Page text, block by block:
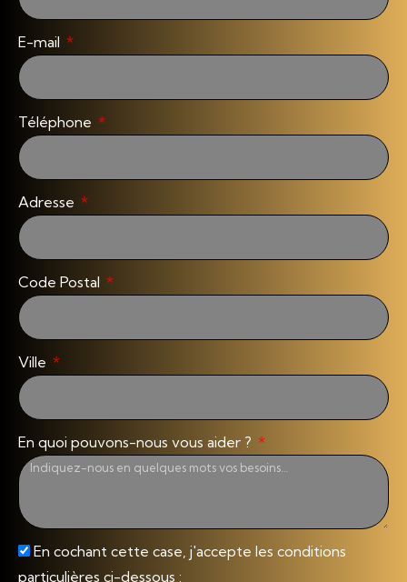
E-mail
Téléphone
Adresse
Code Postal
Ville
En quoi pouvons-nous vous aider ?
En cochant cette case, j'accepte les conditions
particulières ci-dessous :